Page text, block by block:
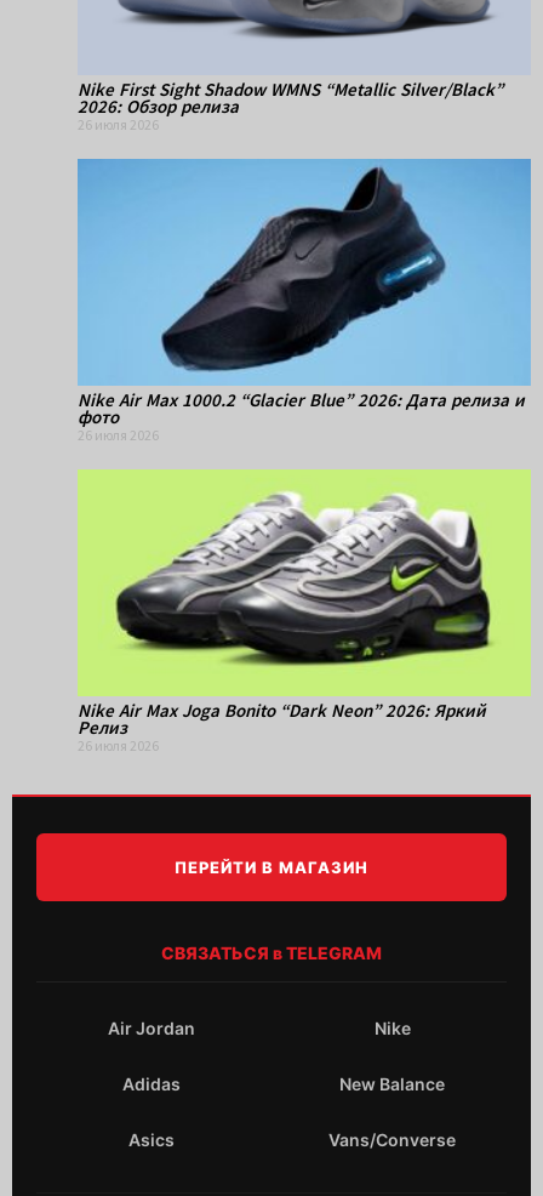
Nike First Sight Shadow WMNS “Metallic Silver/Black”
2026: Обзор релиза
26 июля 2026
Nike Air Max 1000.2 “Glacier Blue” 2026: Дата релиза и
фото
26 июля 2026
Nike Air Max Joga Bonito “Dark Neon” 2026: Яркий
Релиз
26 июля 2026
ПЕРЕЙТИ В МАГАЗИН
СВЯЗАТЬСЯ в TELEGRAM
Air Jordan Nike
Adidas New Balance
Asics Vans/Converse